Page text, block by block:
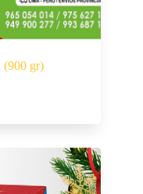
(900 gr)